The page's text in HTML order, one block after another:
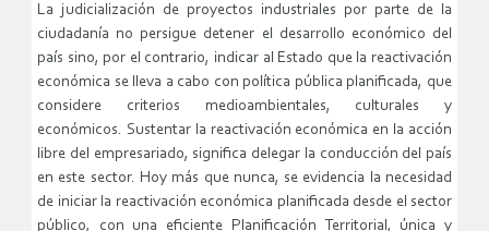
La judicialización de proyectos industriales por parte de la
ciudadanía no persigue detener el desarrollo económico del
país sino, por el contrario, indicar al Estado que la reactivación
económica se lleva a cabo con política pública planificada, que
considere criterios medioambientales, culturales y
económicos. Sustentar la reactivación económica en la acción
libre del empresariado, significa delegar la conducción del país
en este sector. Hoy más que nunca, se evidencia la necesidad
de iniciar la reactivación económica planificada desde el sector
público, con una eficiente Planificación Territorial, única y